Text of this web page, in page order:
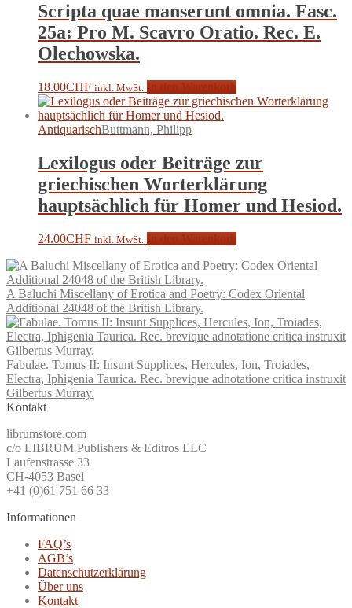
Scripta quae manserunt omnia. Fasc.
25a: Pro M. Scavro Oratio. Rec. E.
Olechowska.
18.00CHF inkl. MwSt.
AntiquarischButtmann, Philipp
Lexilogus oder Beiträge zur
griechischen Worterklärung
hauptsächlich für Homer und Hesiod.
24.00CHF inkl. MwSt.
A Baluchi Miscellany of Erotica and Poetry: Codex Oriental
Additional 24048 of the British Library.
Fabulae. Tomus II: Insunt Supplices, Hercules, Ion, Troiades,
Electra, Iphigenia Taurica. Rec. brevique adnotatione critica instruxit
Gilbertus Murray.
Kontakt
librumstore.com
c/o LIBRUM Publishers & Editros LLC
Laufenstrasse 33
CH-4053 Basel
+41 (0)61 751 66 33
Informationen
FAQ’s
AGB’s
Datenschutzerklärung
Über uns
Kontakt